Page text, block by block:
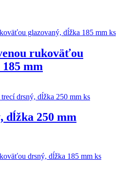
rukoväťou
mm
dĺžka 250 mm